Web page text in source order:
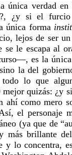
única verdad
¿y si el
única forma
lejos de ser
se le escapa al
es la
sino la del
lo que
quizás: ¿y
ahí como mero
el personaje
(ya que de
más brillante
y lo concentra,